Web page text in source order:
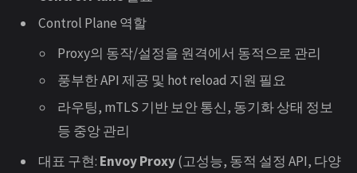
Control Plane 역할
Proxy의 동작/설정을 원격에서 동적으로 관리
풍부한 API 제공 및 hot reload 지원 필요
라우팅, mTLS 기반 보안 통신, 동기화 상태 정보
등 중앙 관리
대표 구현: Envoy Proxy(고성능, 동적 설정 API, 다양